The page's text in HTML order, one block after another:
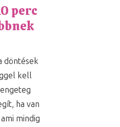
perc
döntések
kell
ha van
mindig